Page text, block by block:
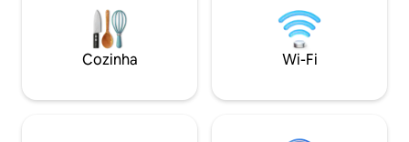
e toalhas de banho disponíveis - Estação
de carregamento elétrico para carro
disponível mediante pagamento extra e
a ser comunicado no momento da
distância a pé. E
dia
almoço? Depois,
deliciosa caixa
Cozinha Wi-Fi